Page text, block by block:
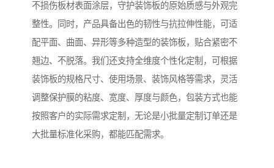
不损伤板材表面涂层，守护装饰板的原始质感与外观完
整性。同时，产品具备出色的韧性与抗拉伸性能，可适
配平面、曲面、异形等多种造型的装饰板，贴合紧密不
翘边、不脱落。我们还支持全维度个性化定制，可根据
装饰板的规格尺寸、使用场景、装饰风格等需求，灵活
调整保护膜的粘度、宽度、厚度与颜色，包装方式也能
按照客户的实际需求定制，无论是小批量定制订单还是
大批量标准化采购，都能匹配需求。